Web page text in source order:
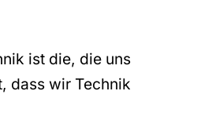
ist die, die uns
dass wir Technik